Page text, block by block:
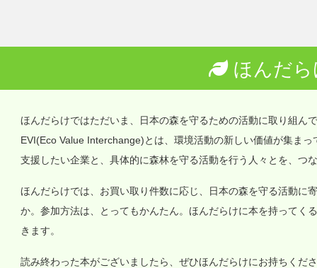
ほんだら
ほんだらけではただいま、日本の森を守るための活動に取り組ん
EVI(Eco Value Interchange)とは、環境活動の新しい価値が集ま
支援したい企業と、具体的に森林を守る活動を行う人々とを、つ
ほんだらけでは、お買い取り件数に応じ、日本の森を守る活動に
か。参加方法は、とってもかんたん。ほんだらけに本を持ってく
きます。
読み終わった本がございましたら、ぜひほんだらけにお持ちくだ